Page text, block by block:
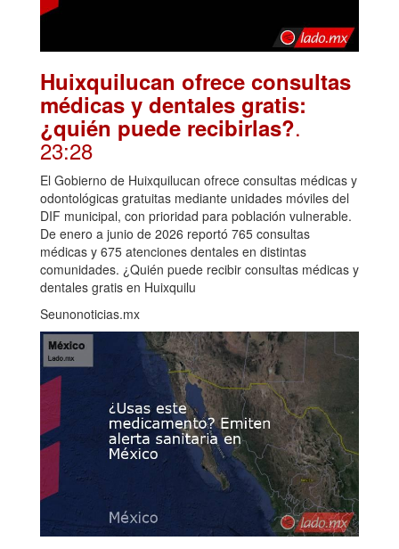
Huixquilucan ofrece consultas
médicas y dentales gratis:
¿quién puede recibirlas?.
23:28
El Gobierno de Huixquilucan ofrece consultas médicas y
odontológicas gratuitas mediante unidades móviles del
DIF municipal, con prioridad para población vulnerable.
De enero a junio de 2026 reportó 765 consultas
médicas y 675 atenciones dentales en distintas
comunidades. ¿Quién puede recibir consultas médicas y
dentales gratis en Huixquilu
Seunonoticias.mx